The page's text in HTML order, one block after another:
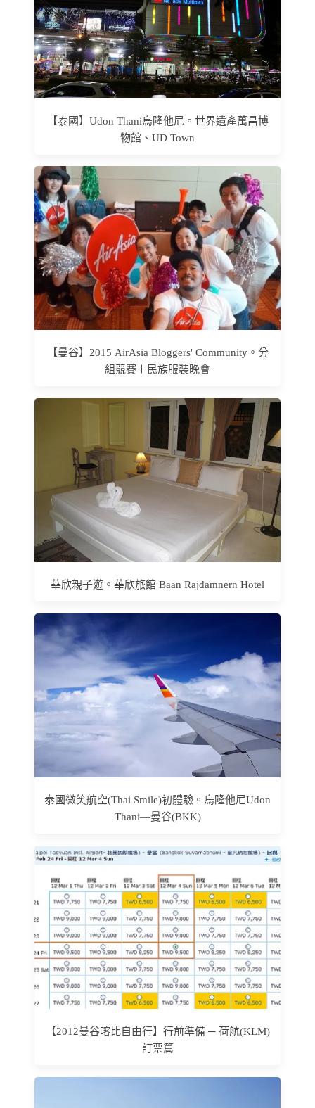
【泰國】Udon Thani烏隆他尼。世界遺產萬昌博
物館、UD Town
【曼谷】2015 AirAsia Bloggers' Community。分
組競賽＋民族服裝晚會
華欣親子遊。華欣旅館 Baan Rajdamnern Hotel
泰國微笑航空(Thai Smile)初體驗。烏隆他尼Udon
Thani—曼谷(BKK)
【2012曼谷喀比自由行】行前準備 ─ 荷航(KLM)
訂票篇